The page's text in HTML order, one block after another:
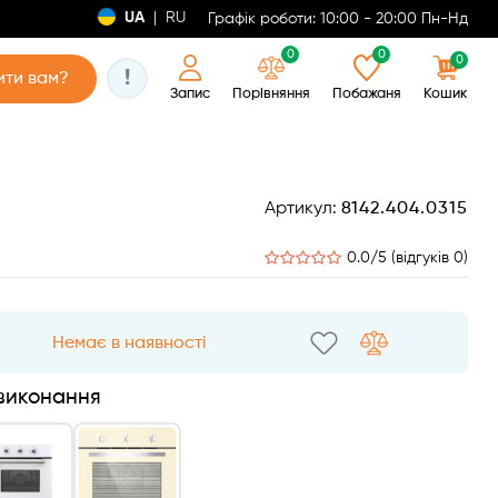
UA RU Графік роботи: 10:00 - 20:00 Пн-Нд
вам? !
Запис
0
Порівняння
0
Побажаня
0
Кошик
Артикул:8142.404.0315
0.0/5 (відгуків 0)
Немає в наявності